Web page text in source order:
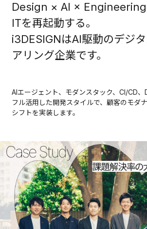
Design × AI × Engineering
ITを再起動する。
i3DESIGNはAI駆動のデジ
アリング企業です。
AIエージェント、モダンスタック、CI/CD
フル活用した開発スタイルで、顧客のモダ
シフトを実装します。